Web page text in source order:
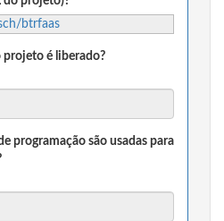
btrfaas
projeto é liberado?
programação são usadas para